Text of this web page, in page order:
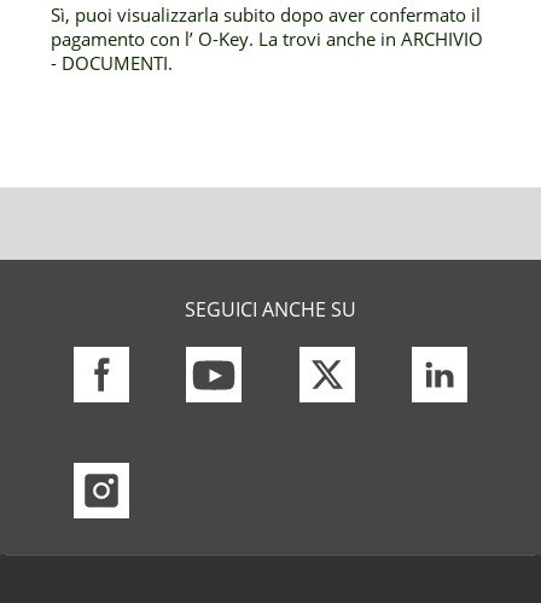
Sì, puoi visualizzarla subito dopo aver confermato il
pagamento con l’ O-Key. La trovi anche in ARCHIVIO
- DOCUMENTI.
SEGUICI ANCHE SU